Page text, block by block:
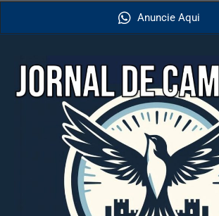
Anuncie Aqui